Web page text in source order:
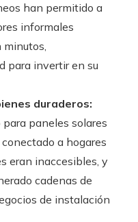
han permitido a
informales
minutos,
para invertir en su
duraderos:
paneles solares
a hogares
eran inaccesibles, y
cadenas de
de instalación